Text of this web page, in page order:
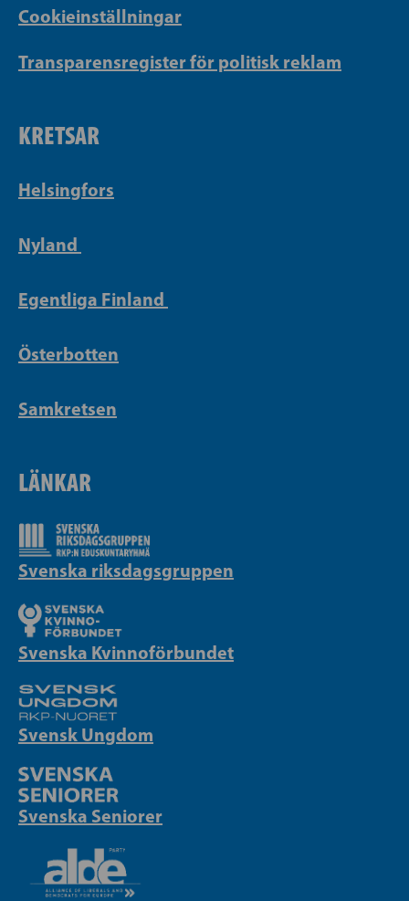
Cookieinställningar
Transparensregister för politisk reklam
KRETSAR
Helsingfors
Nyland
Egentliga Finland
Österbotten
Samkretsen
LÄNKAR
Svenska riksdagsgruppen
Svenska Kvinnoförbundet
Svensk Ungdom
Svenska Seniorer